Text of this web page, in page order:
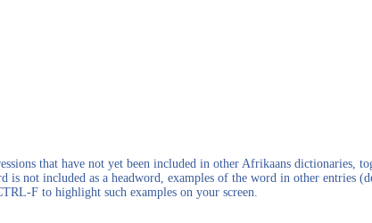
that have not yet been included in other Afrikaans dictionaries,
is not included as a headword, examples of the word in other entries
F to highlight such examples on your screen.